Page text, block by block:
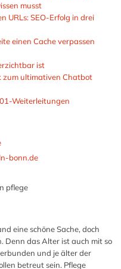
musst
URLs: SEO-Erfolg in drei
einen Cache verpassen
ist
zum ultimativen Chatbot
Weiterleitungen
bonn.de
pflege
eine schöne Sache, doch
Denn das Alter ist auch mit so
und je älter der
betreut sein. Pflege